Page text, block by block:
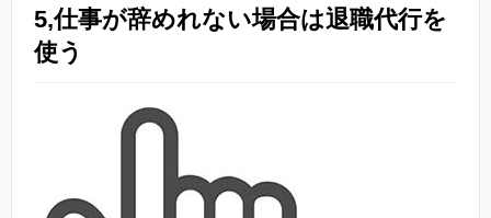
5,仕事が辞めれない場合は退職代行を
使う